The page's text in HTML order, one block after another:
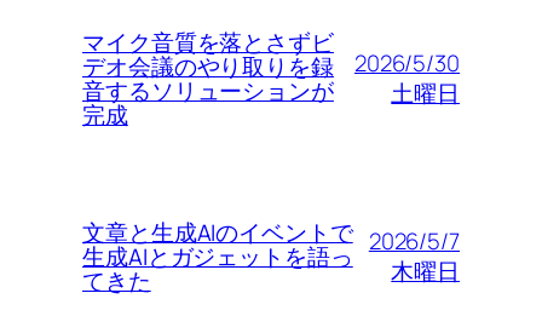
マイク音質を落とさずビ
デオ会議のやり取りを録
音するソリューションが
完成
2026/5/30
土曜日
文章と生成AIのイベントで
生成AIとガジェットを語っ
てきた
2026/5/7
木曜日